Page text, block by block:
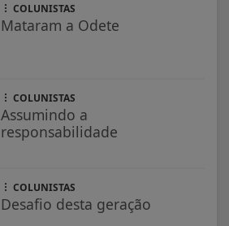
COLUNISTAS
Mataram a Odete
COLUNISTAS
Assumindo a
responsabilidade
COLUNISTAS
Desafio desta geração